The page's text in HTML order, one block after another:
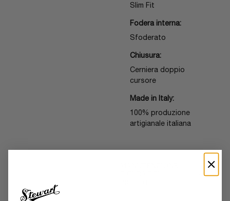
Slim Fit
Fodera interna:
Sfoderato
Chiusura:
Cerniera doppio
cursore
Made in Italy:
100% produzione
artigianale italiana